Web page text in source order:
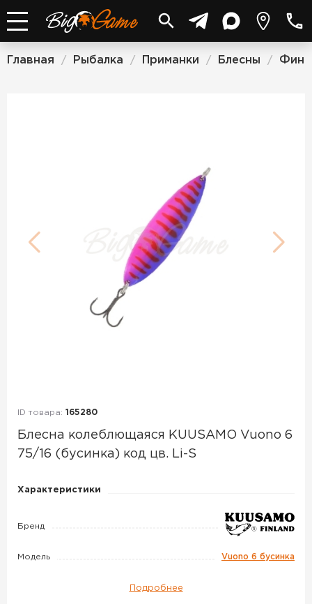
Главная / Рыбалка / Приманки / Блесны /
ID товара: 165280
Блесна колеблющаяся KUUSAMO Vuono 6
75/16 (бусинка) код цв. Li-S
Блесна
KUUSAMO
6
Характеристики
Бренд
Модель Vuono 6 бусинка
Подробнее